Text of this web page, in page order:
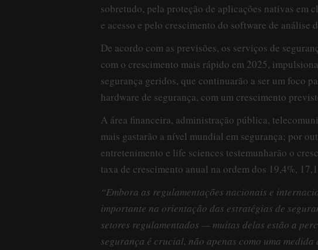
sobretudo, pela proteção de aplicações nativas em
e acesso e pelo crescimento do software de análise
De acordo com as previsões, os serviços de
com o crescimento mais rápido em 2025,
segurança geridos, que continuarão a ser um foco
hardware de segurança, com um crescimento
A área financeira, administração pública,
mais gastarão a nível mundial em segurança; por
entretenimento e life sciences testemunharão o
taxa de crescimento anual na ordem dos 19,4%,
“Embora as regulamentações nacionais e
importante na orientação das estratégias de
setores regulamentados — muitas delas estão a
segurança é crucial, não apenas como uma